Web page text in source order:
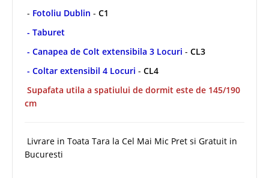
- Fotoliu Dublin - C1
- Taburet
- Canapea de Colt extensibila 3 Locuri - CL3
- Coltar extensibil 4 Locuri - CL4
Supafata utila a spatiului de dormit este de 145/190
cm
Livrare in Toata Tara la Cel Mai Mic Pret si Gratuit in
Bucuresti